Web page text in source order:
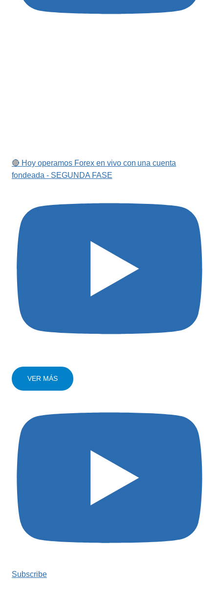
🔴 Hoy operamos Forex en vivo con una cuenta
fondeada - SEGUNDA FASE
VER MÁS
Subscribe